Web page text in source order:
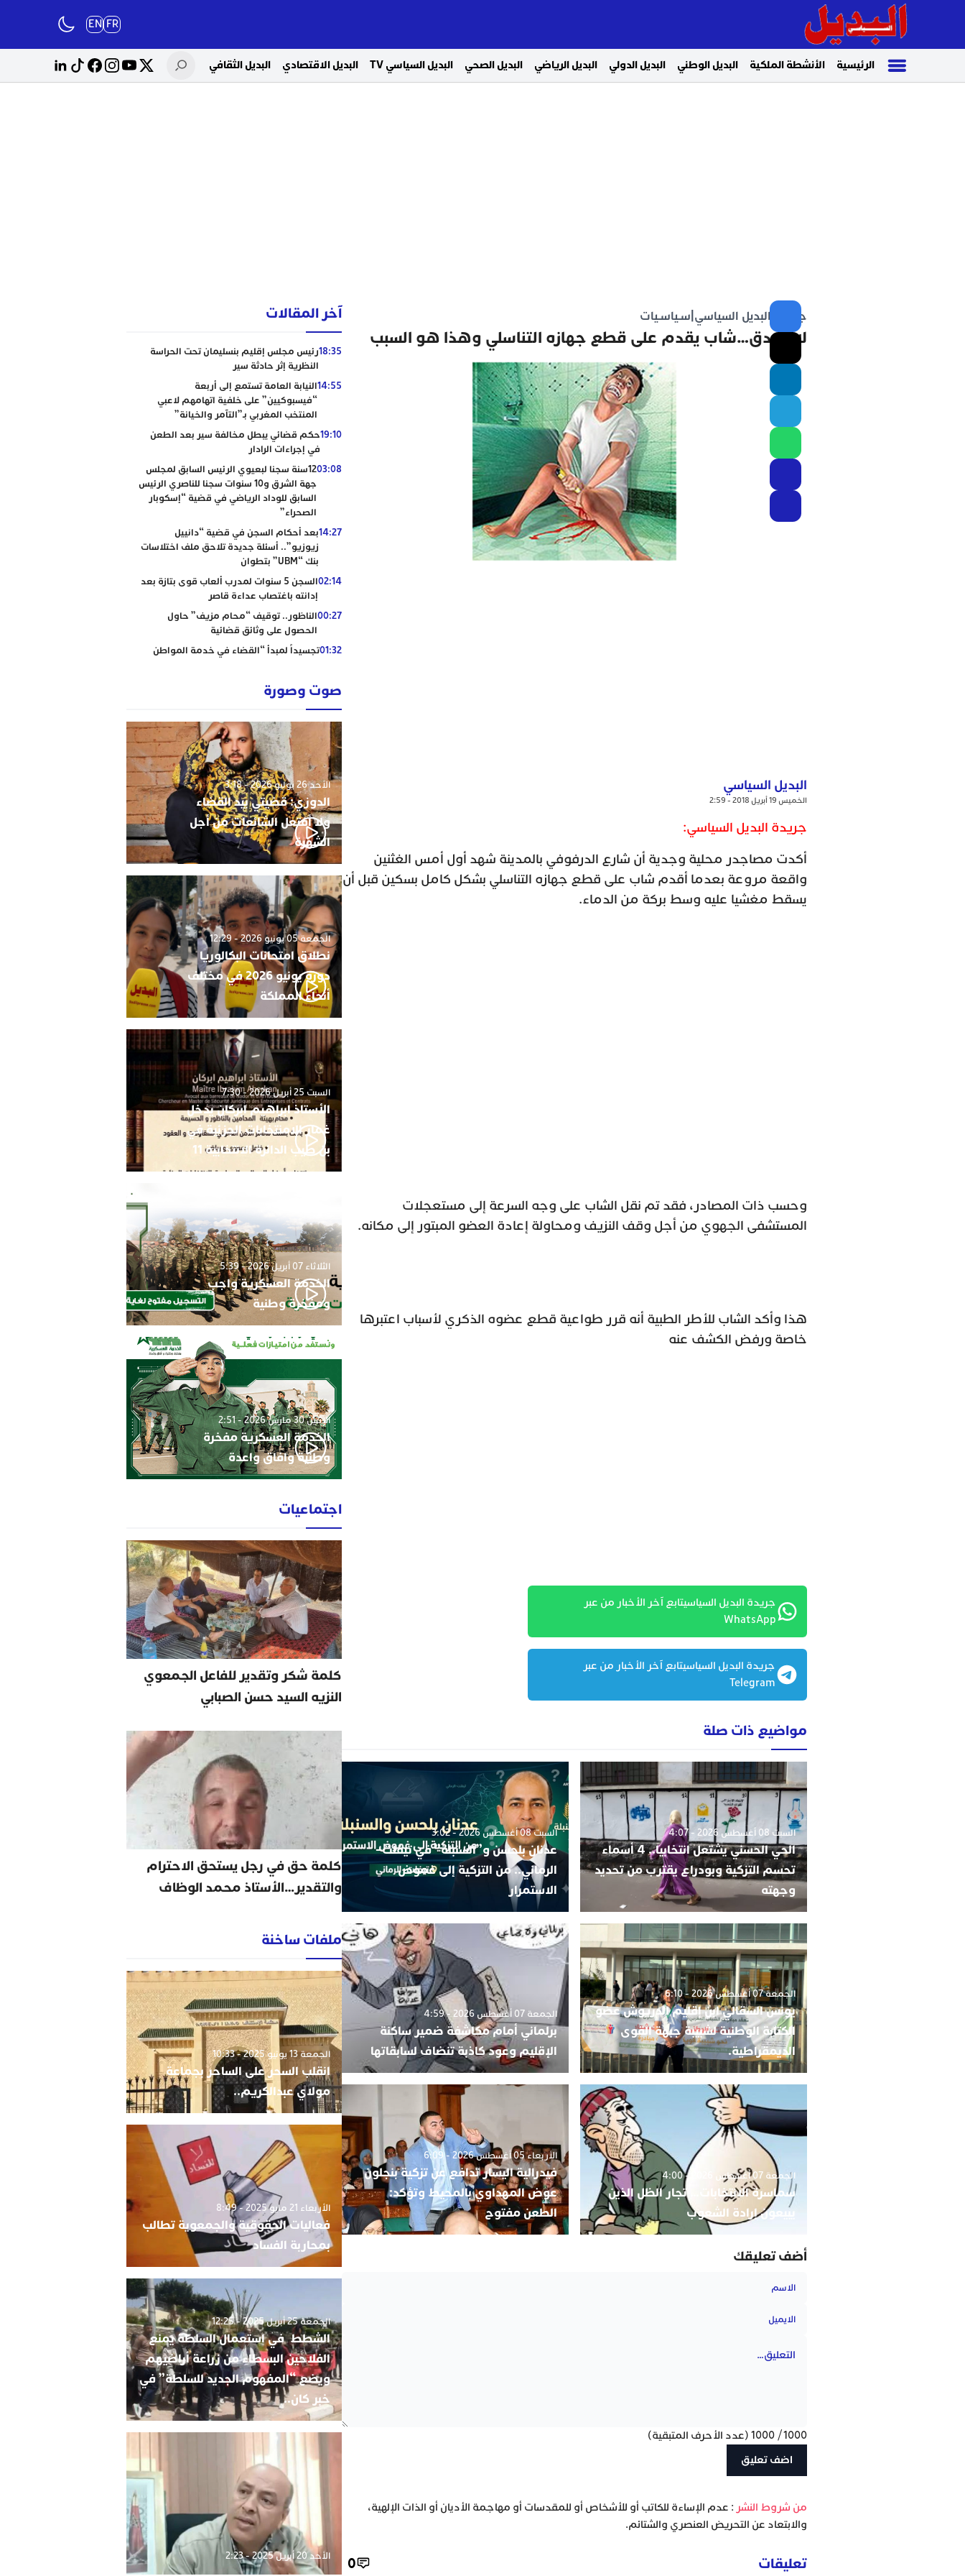
FR
EN
الرئيسية الأنشطة الملكية البديل الوطني البديل الدولي البديل الرياضي البديل الصحي البديل السياسي TV البديل الاقتصادي البديل الثقافي
جريدة البديل السياسي سـياسـيات
لا يصدق…شاب يقدم على قطع جهازه التناسلي وهذا هو السبب
البديل السياسي
الخميس 19 أبريل 2018 - 2:59
جريدة البديل السياسي:
أكدت مصاجدر محلية وجدية أن شارع الدرفوفي بالمدينة شهد أول أمس الغثنين
واقعة مروعة بعدما أقدم شاب على قطع جهازه التناسلي بشكل كامل بسكين قبل أن
يسقط مغشيا عليه وسط بركة من الدماء.
وحسب ذات المصادر، فقد تم نقل الشاب على وجه السرعة إلى مستعجلات
المستشفى الجهوي من أجل وقف النزيف ومحاولة إعادة العضو المبتور إلى مكانه.
هذا وأكد الشاب للأطر الطبية أنه قرر طواعية قطع عضوه الذكري لأسباب اعتبرها
خاصة ورفض الكشف عنه
جريدة البديل السياسيتابع آخر الأخبار من عبر
WhatsApp
جريدة البديل السياسيتابع آخر الأخبار من عبر
Telegram
مواضيع ذات صلة
السبت 08 أغسطس 2026 - 4:07
الحي الحسني يشتعل انتخابيا.. 4 أسماء
تحسم التزكية وبودراع يقترب من تحديد
وجهته
السبت 08 أغسطس 2026 - 3:02
عدنان بلحسن و”السنبلة” في تيفلت–
الرماني.. من التزكية إلى غموض
الاستمرار
الجمعة 07 أغسطس 2026 - 6:10
يونس السقالي ابن إقليم الدريوش عضو
الكتابة الوطنية لشبيبة جبهة القوى
الديمقراطية.
الجمعة 07 أغسطس 2026 - 4:59
برلماني أمام مكاشفة ضمير ساكنة
الإقليم وعود كاذبة تنضاف لسابقاتها
الجمعة 07 أغسطس 2026 - 4:00
سماسرة الانتخابات… تجار الظل الذين
يبيعون إرادة الشعوب
الأربعاء 05 أغسطس 2026 - 6:09
فيدرالية اليسار تدافع عن تزكية بنجلون
عوض المهداوي بالمحيط وتؤكد:
الطعن مفتوح
أضف تعليقك
1000
/
1000 (عدد الأحرف المتبقية)
‫من شروط النشر : عدم الإساءة للكاتب أو للأشخاص أو للمقدسات أو مهاجمة الأديان أو الذات الإلهية،
والابتعاد عن التحريض العنصري والشتائم.
تعليقات 0
آخر المقالات
18:35رئيس مجلس إقليم بنسليمان تحت الحراسة
النظرية إثر حادثة سير
14:55النيابة العامة تستمع إلى أربعة
“فيسبوكيين” على خلفية اتهامهم لاعبي
المنتخب المغربي بـ”التآمر والخيانة”
19:10حكم قضائي يبطل مخالفة سير بعد الطعن
في إجراءات الرادار
03:08
12سنة سجنا لبعيوي الرئيس السابق لمجلس
جهة الشرق و10 سنوات سجنا للناصري الرئيس
السابق للوداد الرياضي في قضية “إسكوبار
الصحراء”
14:27بعد أحكام السجن في قضية “دانييل
زيوزيو”.. أسئلة جديدة تلاحق ملف اختلاسات
بنك “UBM” بتطوان
02:14
السجن 5 سنوات لمدرب ألعاب قوى بتازة بعد
إدانته باغتصاب عداءة قاصر
00:27الناظور.. توقيف “محام مزيف” حاول
الحصول على وثائق قضائية
01:32تجسيداً لمبدأ “القضاء في خدمة المواطن
02:13رؤساء ونقباء للمحامين يتضامنون مع الاستاذ
حاجي .
02:13من يحمي وجدة من كارثة عقارية وشيكة؟
أحكام نافذة، رسوم مجمدة، ومشاريع
سكنية مشبوهة تهدد هيبة القانون وأمن
التعمير
صوت وصورة
الأحد 26 يوليو 2026 - 3:18
الدوزي: قضيتي بيد القضاء
ولا أفتعل الشائعات من أجل
الشهرة
الجمعة 05 يونيو 2026 - 12:29
نطلاق امتحانات البكالوريا
دورة يونيو 2026 في مختلف
أنحاء المملكة
السبت 25 أبريل 2026 - 7:30
الأستاذ ابراهيم ابركان يدخل
غمار الامنتخابات الجزئية في
بن طيب الدائرة الانتخابية 11
الثلاثاء 07 أبريل 2026 - 5:39
الخدمة العسكرية واجب
ومفخرة وطنية
الإثنين 30 مارس 2026 - 2:51
الخدمة العسكرية مفخرة
وطنية وافاق واعدة
اجتماعيات
كلمة شكر وتقدير للفاعل الجمعوي
النزيه السيد حسن الصبابي
كلمة حق في رجل يستحق الاحترام
والتقدير…الأستاذ محمد الوظاف
ملفات ساخنة
الجمعة 13 يونيو 2025 - 10:33
انقلب السحر على الساحر بجماعة
مولاي عبدالكريم..
الأربعاء 21 مايو 2025 - 8:49
فعاليات الحقوقية والجمعوية تطالب
بمحاربة الفساد
الجمعة 25 أبريل 2025 - 12:25
الشطط في استعمال السلطة يمنع
الفلاحين البسطاء من زراعة أراضيهم
ويضع “المفهوم الجديد للسلطة” في
خبر كان..
الأحد 20 أبريل 2025 - 2:23